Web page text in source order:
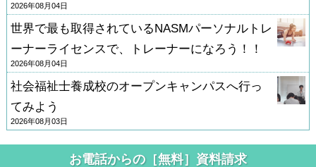
2026年08月04日
世界で最も取得されているNASMパーソナルトレ
ーナーライセンスで、トレーナーになろう！！
2026年08月04日
社会福祉士養成校のオープンキャンパスへ行っ
てみよう
2026年08月03日
お電話からの［無料］資料請求